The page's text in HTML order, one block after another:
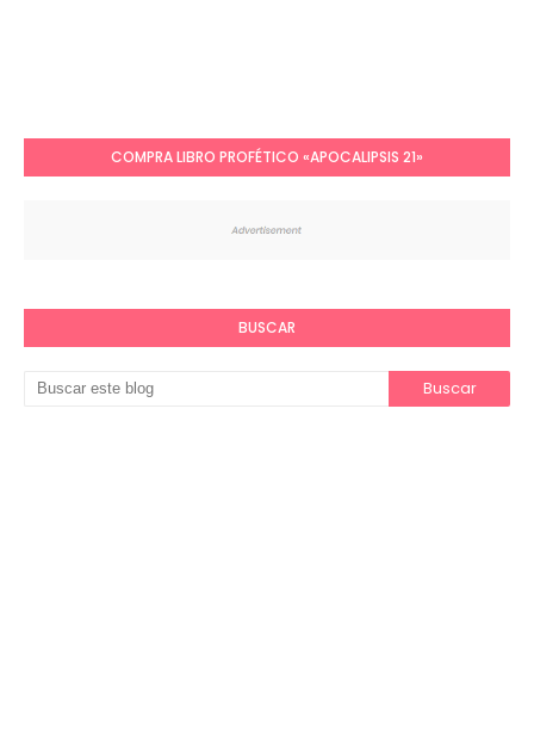
COMPRA LIBRO PROFÉTICO «APOCALIPSIS 21»
BUSCAR